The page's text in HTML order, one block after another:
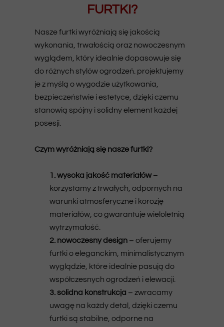
Nasze furtki wyróżniają się jakością
wykonania, trwałością oraz nowoczesnym
wyglądem, który idealnie dopasowuje się
do różnych stylów ogrodzeń. projektujemy
je z myślą o wygodzie użytkowania,
bezpieczeństwie i estetyce, dzięki czemu
stanowią spójny i solidny element każdej
posesji.
Czym wyróżniają się nasze furtki?
1. wysoka jakość materiałów–
korzystamy z trwałych, odpornych na
warunki atmosferyczne i korozję
materiałów, co gwarantuje wieloletnią
wytrzymałość.
2. nowoczesny design – oferujemy
furtki o eleganckim, minimalistycznym
wyglądzie, które idealnie pasują do
współczesnych ogrodzeń i elewacji.
3. solidna konstrukcja – zwracamy
uwagę na każdy detal, dzięki czemu
furtki są stabilne, odporne na
FURTKI?